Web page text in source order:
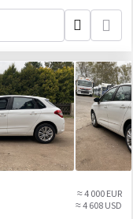
≈ 4 000 EUR
≈ 4 608 USD